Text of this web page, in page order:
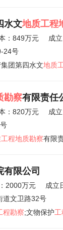
水文地质工程
：849万元
成
24号
团第四水文地质
勘察有限责任
：820万元
成
程地质勘察有限
有限公司
2000万元
成立
道文卫路32号
程勘察;文物保护